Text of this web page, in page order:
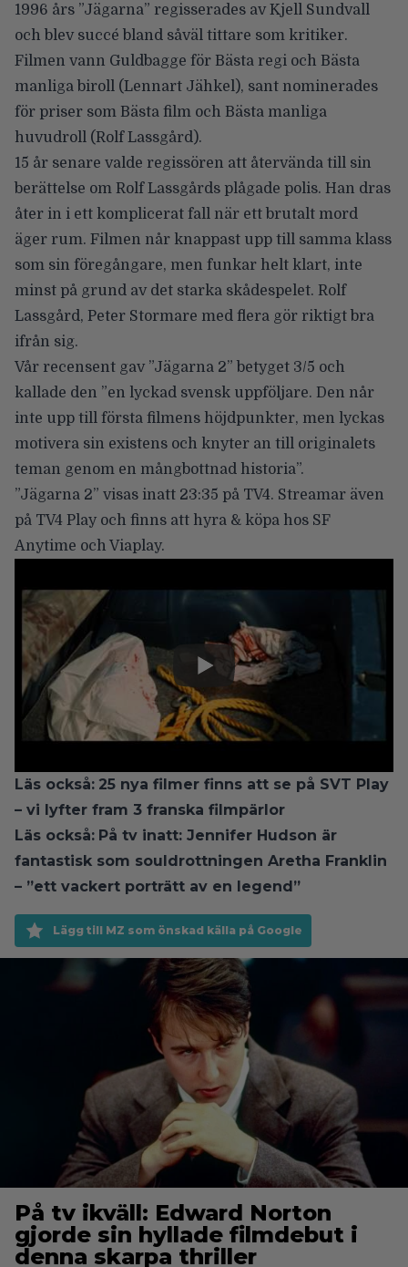
1996 års ”Jägarna” regisserades av Kjell Sundvall
och blev succé bland såväl tittare som kritiker.
Filmen vann Guldbagge för Bästa regi och Bästa
manliga biroll (Lennart Jähkel), sant nominerades
för priser som Bästa film och Bästa manliga
huvudroll (Rolf Lassgård).
15 år senare valde regissören att återvända till sin
berättelse om Rolf Lassgårds plågade polis. Han dras
åter in i ett komplicerat fall när ett brutalt mord
äger rum. Filmen når knappast upp till samma klass
som sin föregångare, men funkar helt klart, inte
minst på grund av det starka skådespelet. Rolf
Lassgård, Peter Stormare med flera gör riktigt bra
ifrån sig.
Vår recensent gav ”Jägarna 2” betyget 3/5 och
kallade den ”en lyckad svensk uppföljare. Den når
inte upp till första filmens höjdpunkter, men lyckas
motivera sin existens och knyter an till originalets
teman genom en mångbottnad historia”.
”Jägarna 2” visas inatt 23:35 på TV4. Streamar även
på TV4 Play och finns att hyra & köpa hos SF
Anytime och Viaplay.
Läs också: 25 nya filmer finns att se på SVT Play
– vi lyfter fram 3 franska filmpärlor
Läs också: På tv inatt: Jennifer Hudson är
fantastisk som souldrottningen Aretha Franklin
– ”ett vackert porträtt av en legend”
Lägg till MZ som önskad källa på Google
På tv ikväll: Edward Norton
gjorde sin hyllade filmdebut i
denna skarpa thriller